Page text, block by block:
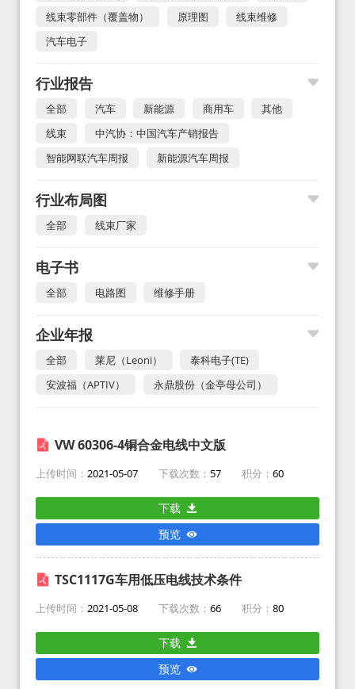
线束零部件（覆盖物）
原理图
线束维修
汽车电子
行业报告
全部 汽车 新能源 商用车
其他
线束
中汽协：中国汽车产销报告
智能网联汽车周报
新能源汽车周报
行业布局图
全部 线束厂家
电子书
全部 电路图 维修手册
企业年报
全部 莱尼（Leoni）
泰科电子(TE)
安波福（APTIV）
永鼎股份（金亭母公司）
VW 60306-4铜合金电线中文版
上传时间： 2021-05-07 下载次数： 57 积分： 60
下载
预览
TSC1117G车用低压电线技术条件
上传时间： 2021-05-08 下载次数： 66 积分： 80
下载
预览